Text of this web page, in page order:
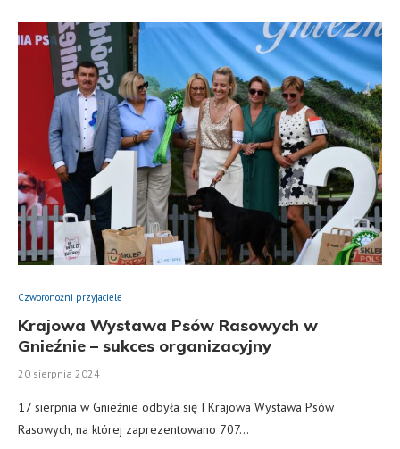
Czworonożni przyjaciele
Krajowa Wystawa Psów Rasowych w
Gnieźnie – sukces organizacyjny
20 sierpnia 2024
17 sierpnia w Gnieźnie odbyła się I Krajowa Wystawa Psów
Rasowych, na której zaprezentowano 707…